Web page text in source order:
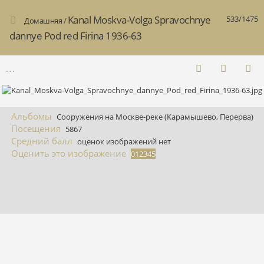
533/1475
Домашняя/Kanal Moskva-Volga Spravochnye
dannye Pod red Firina 1936-63
Альбомы Сооружения на Москве-реке (Карамышево, Перерва)
Посещения 5867
Средний балл оценок изображений нет
Оценить это изображение